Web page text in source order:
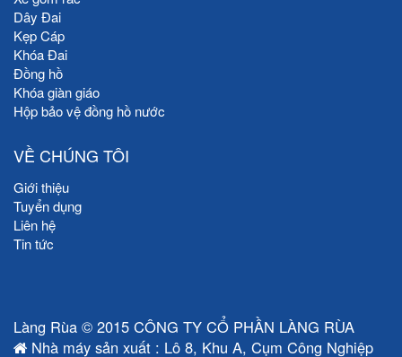
Dây Đai
Kẹp Cáp
Khóa Đai
Đồng hồ
Khóa giàn giáo
Hộp bảo vệ đồng hồ nước
VỀ CHÚNG TÔI
Giới thiệu
Tuyển dụng
Liên hệ
Tin tức
Làng Rùa © 2015 CÔNG TY CỔ PHẦN LÀNG RÙA
Nhà máy sản xuất : Lô 8, Khu A, Cụm Công Nghiệp